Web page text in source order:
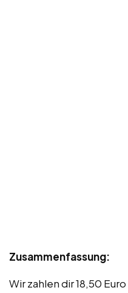
Zusammenfassung:
Wir zahlen dir 18,50